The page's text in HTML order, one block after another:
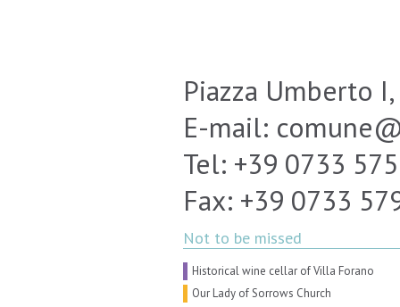
Piazza Umberto
E-mail:
Tel: +39 0733
Fax: +39 0733
Not to be missed
Historical wine cellar of Villa Forano
Our Lady of Sorrows Church